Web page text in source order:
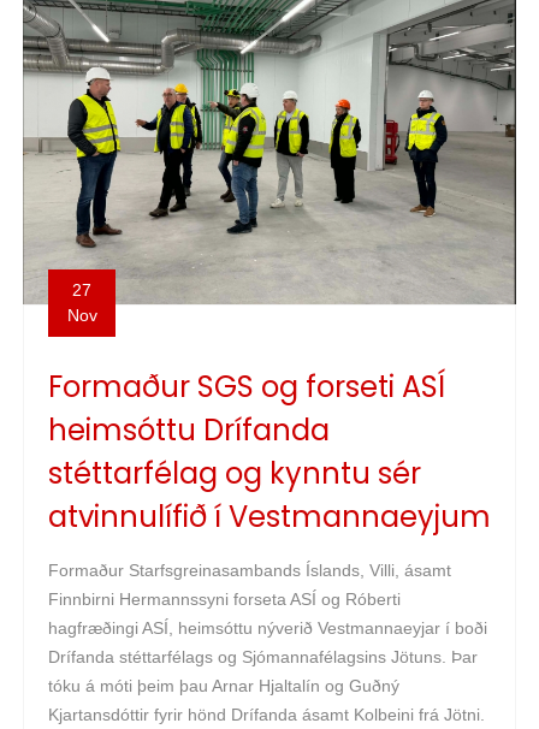
27
Nov
Formaður SGS og forseti ASÍ
heimsóttu Drífanda
stéttarfélag og kynntu sér
atvinnulífið í Vestmannaeyjum
Formaður Starfsgreinasambands Íslands, Villi, ásamt
Finnbirni Hermannssyni forseta ASÍ og Róberti
hagfræðingi ASÍ, heimsóttu nýverið Vestmannaeyjar í boði
Drífanda stéttarfélags og Sjómannafélagsins Jötuns. Þar
tóku á móti þeim þau Arnar Hjaltalín og Guðný
Kjartansdóttir fyrir hönd Drífanda ásamt Kolbeini frá Jötni.